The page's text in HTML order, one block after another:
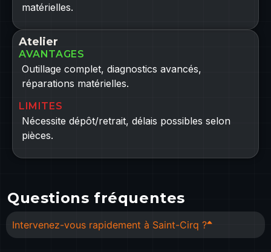
matérielles.
Atelier
AVANTAGES
Outillage complet, diagnostics avancés,
réparations matérielles.
LIMITES
Nécessite dépôt/retrait, délais possibles selon
pièces.
Questions fréquentes
Intervenez-vous rapidement à Saint-Cirq ?